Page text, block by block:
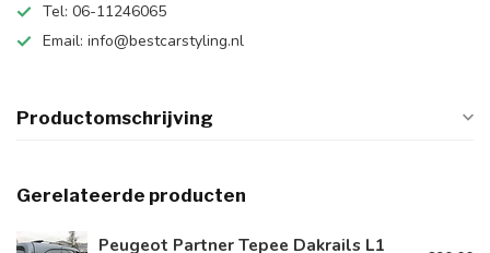
Tel: 06-11246065
Email: info@bestcarstyling.nl
Productomschrijving
Gerelateerde producten
Peugeot Partner Tepee Dakrails L1